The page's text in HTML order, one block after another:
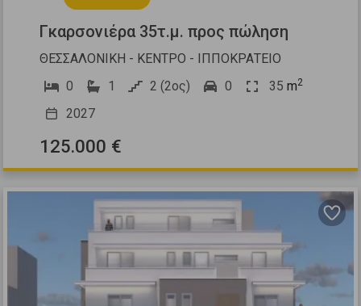
Γκαρσονιέρα 35τ.μ. προς πώληση
ΘΕΣΣΑΛΟΝΙΚΗ - ΚΕΝΤΡΟ - ΙΠΠΟΚΡΑΤΕΙΟ
0
1 2 (2ος) 0 35 m2
2027
125.000 €